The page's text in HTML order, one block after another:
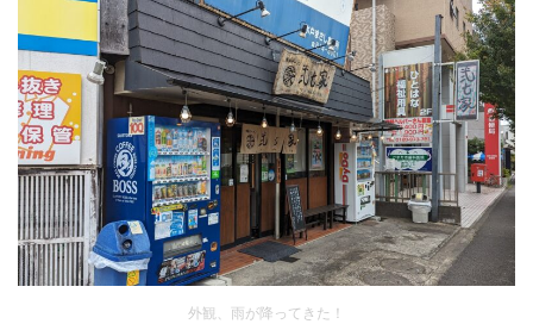
外観、雨が降ってきた！